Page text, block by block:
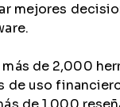
mejores
de 2,000
de uso
de 1,000